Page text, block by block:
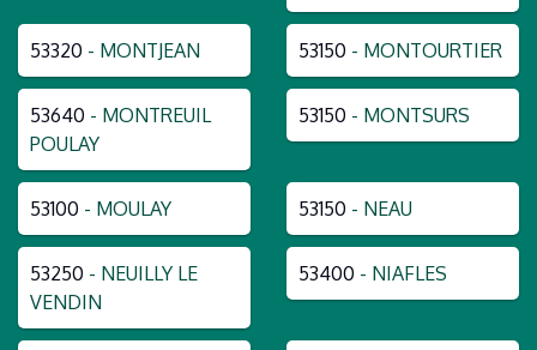
53320 - MONTJEAN 53150 - MONTOURTIER
53640 - MONTREUIL
POULAY
53150 - MONTSURS
53100 - MOULAY 53150 - NEAU
53250 - NEUILLY LE
VENDIN
53400 - NIAFLES